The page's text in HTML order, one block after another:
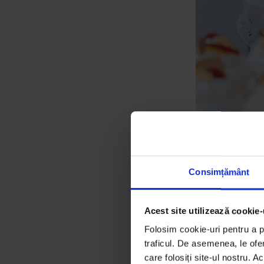
Consimțământ
Acest site utilizează
Folosim cookie-uri pentru a
traficul. De asemenea, le
care folosiți site-ul nostru.
A renunțat la
să caute un
asta, dar a
de 20 de metri
închiriat, l-a
mare: prăjituri
tot ea le livra,